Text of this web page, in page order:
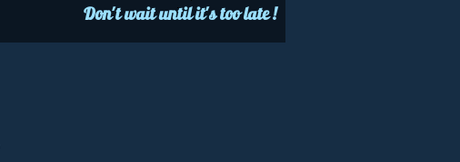
Don't wait until it's too late !